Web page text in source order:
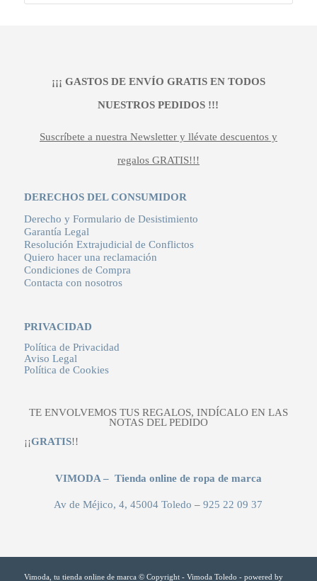
¡¡¡ GASTOS DE ENVÍO GRATIS EN TODOS
NUESTROS PEDIDOS !!!
Suscríbete a nuestra Newsletter y llévate descuentos y
regalos GRATIS!!!
DERECHOS DEL CONSUMIDOR
Derecho y Formulario de Desistimiento
Garantía Legal
Resolución Extrajudicial de Conflictos
Quiero hacer una reclamación
Condiciones de Compra
Contacta con nosotros
PRIVACIDAD
Política de Privacidad
Aviso Legal
Política de Cookies
TE ENVOLVEMOS TUS REGALOS, INDÍCALO EN LAS
NOTAS DEL PEDIDO
¡¡GRATIS!!
VIMODA – Tienda online de ropa de marca
Av de Méjico, 4, 45004 Toledo –925 22 09 37
Vimoda, tu tienda online de marca © Copyright - Vimoda Toledo - powered by